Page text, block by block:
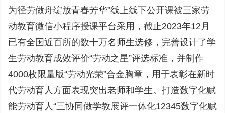
为径劳做舟绽放青春芳华”线上线下公开课被三家劳
动教育微信小程序授课平台采用，截止2023年12月
已有全国近百所的数十万名师生选修，完善设计了学
生劳动教育成效评价“劳动之星”评选标准，并制作
4000枚限量版“劳动光荣”合金胸章，用于表彰在新时
代劳动育人方面表现突出老师和学生。打造数字化赋
能劳动育人“三协同做学教展评一体化12345数字化赋